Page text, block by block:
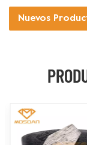
Nuevos